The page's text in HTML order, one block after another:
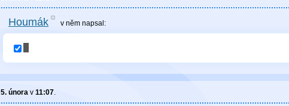
Houmák v němnapsal:
5. února v 11:07.